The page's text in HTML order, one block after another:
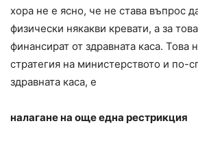
хора не е ясно, че не става въпрос
физически някакви кревати, а за
финансират от здравната каса. Това
стратегия на министерството и по-
здравната каса, е
налагане на още една рестрикция